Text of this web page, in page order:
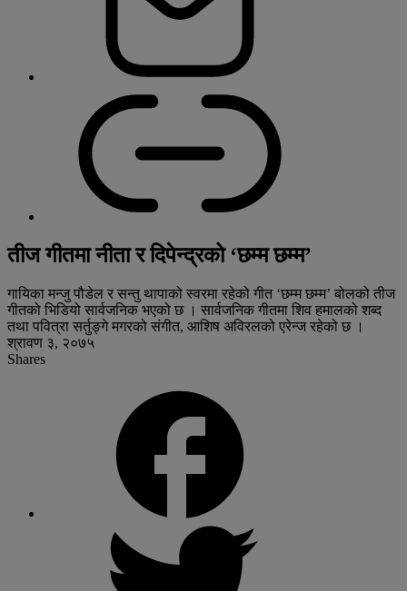
तीज गीतमा नीता र दिपेन्द्रको ‘छम्म छम्म’
गायिका मन्जु पौडेल र सन्तु थापाको स्वरमा रहेको गीत ‘छम्म छम्म’ बोलको तीज
गीतको भिडियो सार्वजनिक भएको छ । सार्वजनिक गीतमा शिव हमालको शब्द
तथा पवित्रा सर्तुङ्गे मगरको संगीत, आशिष अविरलको एरेन्ज रहेको छ ।
श्रावण ३, २०७५
Shares